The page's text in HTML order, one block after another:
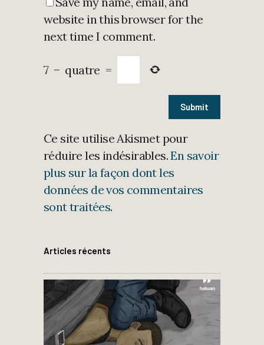
website in this browser for the
next time I comment.
7 − quatre =
Ce site utilise Akismet pour
réduire les indésirables.En savoir
plus sur la façon dont les
données de vos commentaires
sont traitées.
Articles récents